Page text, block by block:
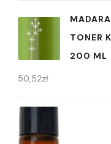
TONER
200 ML
50,52zł